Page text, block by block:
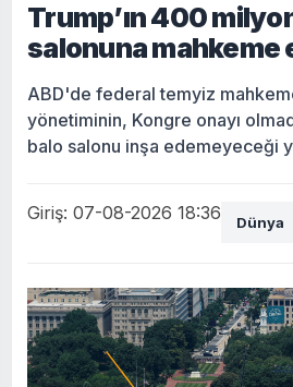
Trump’ın 400
salonuna mahkeme
ABD'de federal temyiz
yönetiminin, Kongre onayı
balo salonu inşa edemeyeceği
Giriş: 07-08-2026 18:36 Dünya